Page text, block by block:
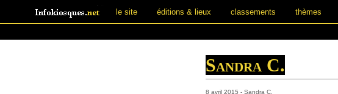
le site éditions & lieux classements thèmes
Sandra C.
8 avril 2015 - Sandra C.